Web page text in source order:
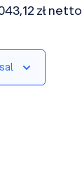
zł netto